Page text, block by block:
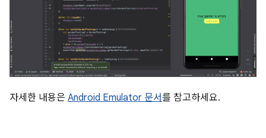
자세한 내용은 Android Emulator 문서를 참고하세요.